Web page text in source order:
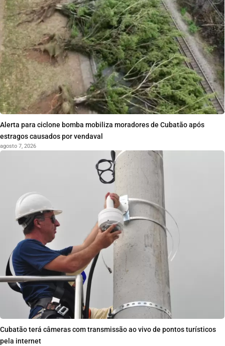
Alerta para ciclone bomba mobiliza moradores de Cubatão após
estragos causados por vendaval
agosto 7, 2026
Cubatão terá câmeras com transmissão ao vivo de pontos turísticos
pela internet